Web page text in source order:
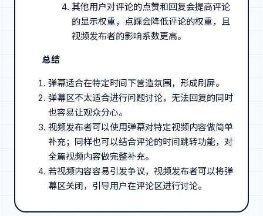
其他用户对评论的点赞和回复会提高评论
的显示权重，点踩会降低评论的权重，且
视频发布者的影响系数更高。
总结
弹幕适合在特定时间下营造氛围，形成刷屏。
弹幕区不太适合进行问题讨论，无法回复的同时
也容易让观众分心。
视频发布者可以使用弹幕对特定视频内容做简单
补充；同样也可以结合评论的时间跳转功能，对
全篇视频内容做完整补充。
若视频内容容易引发争议，视频发布者可以将弹
幕区关闭，引导用户在评论区进行讨论。